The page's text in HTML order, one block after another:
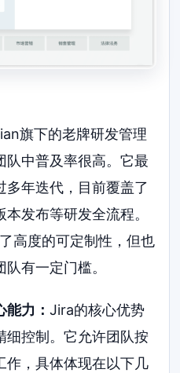
旗下的老牌研发管理
队中普及率很高。它最
多年迭代，目前覆盖了
发布等研发全流程。
高度的可定制性，但也
有一定门槛。
能力：Jira的核心优势
细控制。它允许团队按
作，具体体现在以下几